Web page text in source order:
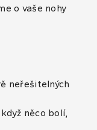
o vaše nohy
neřešitelných
něco bolí,